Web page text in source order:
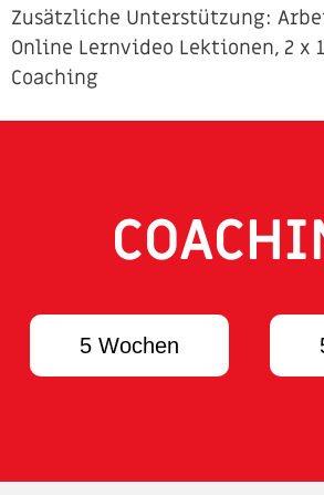
Zusätzliche Unterstützung:
Online Lernvideo Lektionen, 2 x
Coaching
5 Wochen